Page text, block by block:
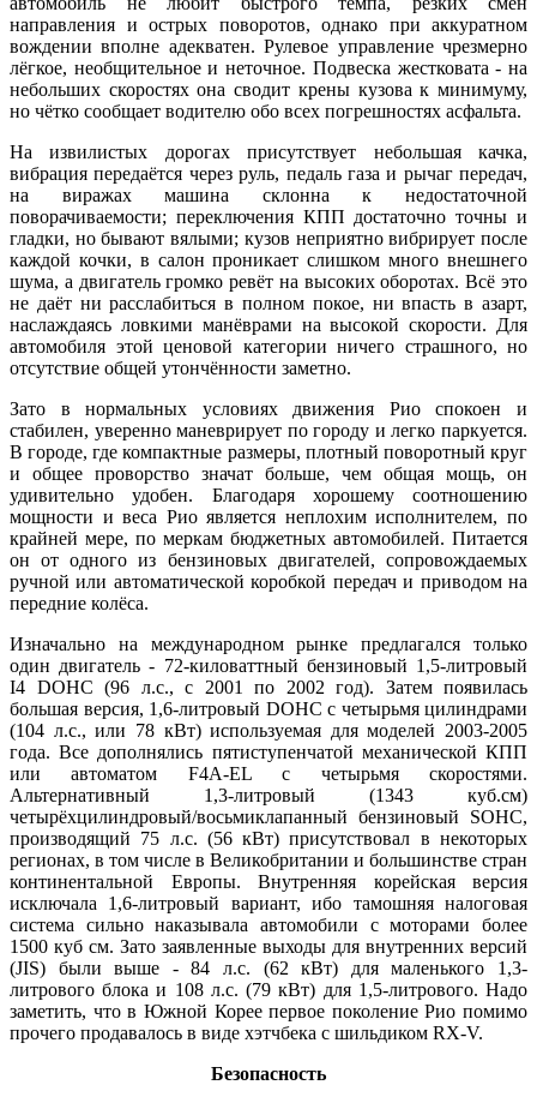
направления и острых поворотов, однако при аккуратном
вождении вполне адекватен. Рулевое управление чрезмерно
лёгкое, необщительное и неточное. Подвеска жестковата - на
небольших скоростях она сводит крены кузова к минимуму,
но чётко сообщает водителю обо всех погрешностях асфальта.
На извилистых дорогах присутствует небольшая качка,
вибрация передаётся через руль, педаль газа и рычаг передач,
на виражах машина склонна к недостаточной
поворачиваемости; переключения КПП достаточно точны и
гладки, но бывают вялыми; кузов неприятно вибрирует после
каждой кочки, в салон проникает слишком много внешнего
шума, а двигатель громко ревёт на высоких оборотах. Всё это
не даёт ни расслабиться в полном покое, ни впасть в азарт,
наслаждаясь ловкими манёврами на высокой скорости. Для
автомобиля этой ценовой категории ничего страшного, но
отсутствие общей утончённости заметно.
Зато в нормальных условиях движения Рио спокоен и
стабилен, уверенно маневрирует по городу и легко паркуется.
В городе, где компактные размеры, плотный поворотный круг
и общее проворство значат больше, чем общая мощь, он
удивительно удобен. Благодаря хорошему соотношению
мощности и веса Рио является неплохим исполнителем, по
крайней мере, по меркам бюджетных автомобилей. Питается
он от одного из бензиновых двигателей, сопровождаемых
ручной или автоматической коробкой передач и приводом на
передние колёса.
Изначально на международном рынке предлагался только
один двигатель - 72-киловаттный бензиновый 1,5-литровый
I4 DOHC (96 л.с., с 2001 по 2002 год). Затем появилась
большая версия, 1,6-литровый DOHC с четырьмя цилиндрами
(104 л.с., или 78 кВт) используемая для моделей 2003-2005
года. Все дополнялись пятиступенчатой механической КПП
или автоматом F4A-EL с четырьмя скоростями.
Альтернативный 1,3-литровый (1343 куб.см)
четырёхцилиндровый/восьмиклапанный бензиновый SOHC,
производящий 75 л.с. (56 кВт) присутствовал в некоторых
регионах, в том числе в Великобритании и большинстве стран
континентальной Европы. Внутренняя корейская версия
исключала 1,6-литровый вариант, ибо тамошняя налоговая
система сильно наказывала автомобили с моторами более
1500 куб см. Зато заявленные выходы для внутренних версий
(JIS) были выше - 84 л.с. (62 кВт) для маленького 1,3-
литрового блока и 108 л.с. (79 кВт) для 1,5-литрового. Надо
заметить, что в Южной Корее первое поколение Рио помимо
прочего продавалось в виде хэтчбека с шильдиком RX-V.
Безопасность